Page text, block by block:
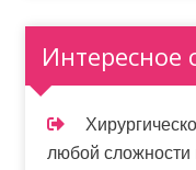
Интересное
любой сложности